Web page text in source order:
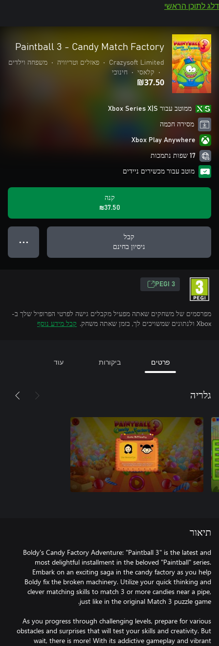
דלג לתוכן הראשי
Paintball 3 - Candy Match Factory
Crazysoft Limited
• פאזלים וטריוויה •
משפחה וילדים
•
קלאסי • חינוכי
‪₪‎37.50‬
ממוטב עבור Xbox Series X|S
מסירה חכמה
Xbox Play Anywhere
17 שפות נתמכות
מוטב עבור מכשירים ניידים
קנה
‪₪‎37.50‬
קבל
ניסיון בחינם
● ● ●
PEGI 3
מפרסמים של משחקים שאתה מפעיל מקבלים גישה לפרטי הפרופיל שלך ב-
Xbox ולנתונים שמשויכים לך, בזמן שאתה משחק.
קבל מידע נוסף
פרטים ביקורות עוד
גלריה
תיאור
Boldy's Candy Factory Adventure: "Paintball 3" is the latest and
most delightful installment in the beloved "Paintball" series.
Embark on an exciting saga in the candy factory as you help
Boldy fix the broken machinery. Utilize your quick thinking and
clever matching skills to match 3 or more candies near a pipe,
As you progress through challenging levels, prepare for various
obstacles and surprises that will test your skills and creativity. But
wait, there is more! With its addictive gameplay and vibrant